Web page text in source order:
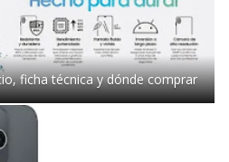
ficha técnica y dónde comprar